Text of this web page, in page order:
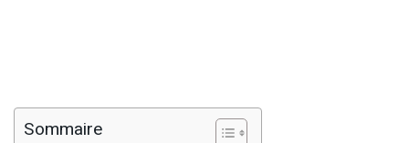
Sommaire